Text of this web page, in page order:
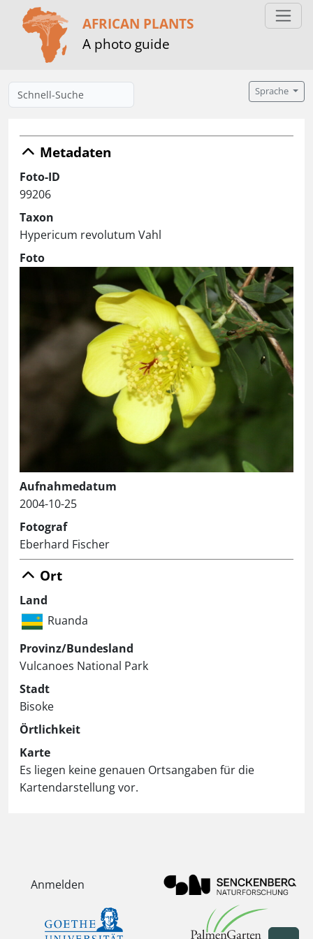
AFRICAN PLANTS
A photo guide
Sprache
Metadaten
Foto-ID
99206
Taxon
Hypericum revolutum Vahl
Foto
Aufnahmedatum
2004-10-25
Fotograf
Eberhard Fischer
Ort
Land
Ruanda
Provinz/Bundesland
Vulcanoes National Park
Stadt
Bisoke
Örtlichkeit
Karte
Es liegen keine genauen Ortsangaben für die
Kartendarstellung vor.
Anmelden